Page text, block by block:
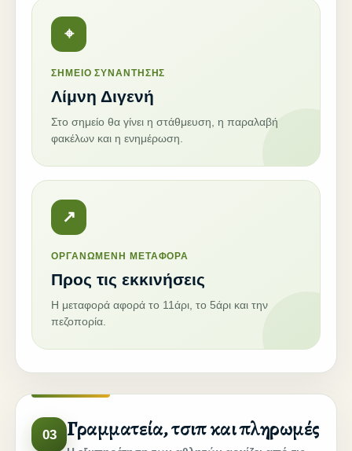
⌖
ΣΗΜΕΙΟ ΣΥΝΑΝΤΗΣΗΣ
Λίμνη Διγενή
Στο σημείο θα γίνει η στάθμευση, η παραλαβή
φακέλων και η ενημέρωση.
↗
ΟΡΓΑΝΩΜΕΝΗ ΜΕΤΑΦΟΡΑ
Προς τις εκκινήσεις
Η μεταφορά αφορά το 11άρι, το 5άρι και την
πεζοπορία.
03 Γραμματεία, τσιπ και πληρωμές